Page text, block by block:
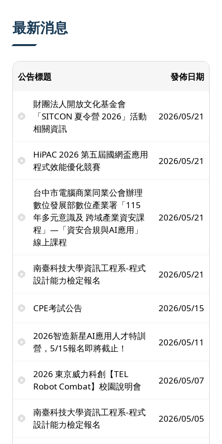
最新消息
公告標題 發佈日期
財團法人開放文化基金會
「SITCON 夏令營 2026」活動
相關資訊
2026/05/21
HiPAC 2026 第五屆國網盃應用
程式效能優化競賽
2026/05/21
台中市電腦商業同業公會辦理
數位發展部數位產業署「115
年多元意識及 跨域產業資安課
程」—「資安合規與AI應用」
線上課程
2026/05/21
南臺科技大學資訊工程系-程式
設計能力檢定報名
2026/05/21
CPE考試公告 2026/05/15
2026智造新星AI應用人才特訓
營，5/15報名即將截止！
2026/05/11
2026 東京威力科創【TEL
Robot Combat】校園說明會
2026/05/07
南臺科技大學資訊工程系-程式
設計能力檢定報名
2026/05/05